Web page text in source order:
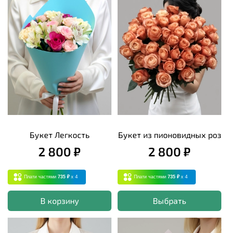
Букет Легкость
2 800 ₽
Плати частями 735 ₽ x 4
В корзину
Букет из пионовидных роз
2 800 ₽
Плати частями 735 ₽ x 4
Выбрать